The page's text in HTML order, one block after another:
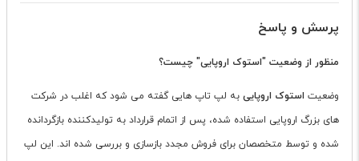
پرسش و پاسخ
منظور از وضعیت "استوک اروپایی" چیست؟
وضعیت استوک اروپایی به لپ تاپ هایی گفته می شود که اغلب در شرکت
های بزرگ اروپایی استفاده شده، پس از اتمام قرارداد به تولیدکننده بازگردانده
شده و توسط متخصصان برای فروش مجدد بازسازی و بررسی شده اند. این لپ